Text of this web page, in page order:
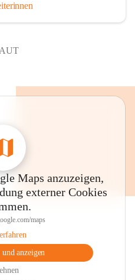
+1
Maps anzuzeigen,
externer Cookies
maps
anzeigen